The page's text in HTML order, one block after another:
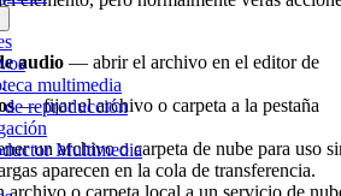
multimedia
de reproducción
Multimedia
audio — abrir el archivo en el editor de
— fijar el archivo o carpeta a la pestaña
un archivo o carpeta de nube para uso
aparecen en la cola de transferencia.
o carpeta local a un servicio de